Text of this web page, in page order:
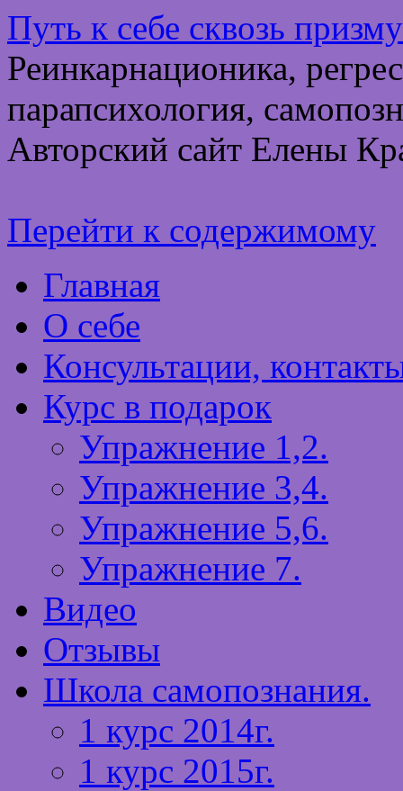
Путь к себе сквозь
Реинкарнационика,
парапсихология,
Авторский сайт Елены
Перейти к содержимому
Главная
О себе
Консультации,
Курс в подарок
Упражнение 1,2.
Упражнение 3,4.
Упражнение 5,6.
Упражнение 7.
Видео
Отзывы
Школа самопознания.
1 курс 2014г.
1 курс 2015г.